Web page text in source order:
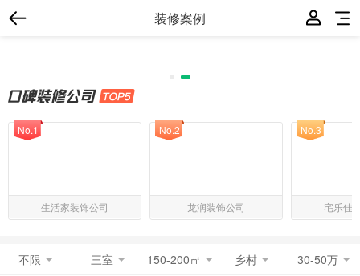
装修案例
生活家装饰公司
No.1
龙润装饰公司
No.2
宅乐佳
No.3
不限 三室 150-200㎡ 乡村 30-50万